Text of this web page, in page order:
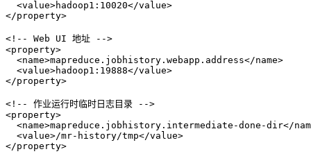
<value>hadoop1:10020</value>
</property>
<!-- Web UI 地址 -->
<property>
<name>mapreduce.jobhistory.webapp.address</name>
<value>hadoop1:19888</value>
</property>
<!-- 作业运行时临时日志目录 -->
<property>
<name>mapreduce.jobhistory.intermediate-done-dir</
<value>/mr-history/tmp</value>
</property>